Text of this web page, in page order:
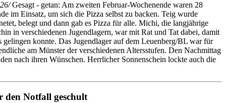
Gesagt - getan: Am zweiten Februar-Wochenende waren 28
im Einsatz, um sich die Pizza selbst zu backen. Teig wurde
belegt und dann gab es Pizza für alle. Michi, die langjährige
in verschiedenen Jugendlagern, war mit Rat und Tat dabei, damit
gelingen konnte. Das Jugendlager auf dem Leuenberg/BL war für
am Münster der verschiedenen Altersstufen. Den Nachmittag
nach ihren Wünschen. Herrlicher Sonnenschein lockte auch die
den Notfall geschult